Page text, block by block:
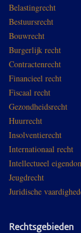
Belastingrecht
Bestuursrecht
Bouwrecht
Burgerlijk recht
Contractenrecht
Financieel recht
Fiscaal recht
Gezondheidsrecht
Huurrecht
Insolventierecht
Internationaal recht
Intellectueel
Jeugdrecht
Juridische
Rechtsgebieden